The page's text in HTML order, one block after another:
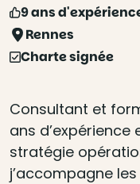
9 ans
Rennes
Charte signée
Consultant et
ans d’expérience
stratégie
j’accompagne les